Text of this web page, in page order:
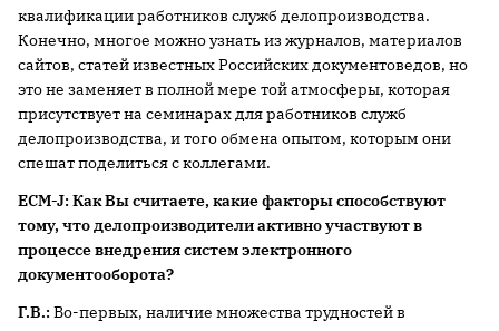
квалификации работников служб делопроизводства.
Конечно, многое можно узнать из журналов, материалов
сайтов, статей известных Российских документоведов, но
это не заменяет в полной мере той атмосферы, которая
присутствует на семинарах для работников служб
делопроизводства, и того обмена опытом, которым они
спешат поделиться с коллегами.
ECM-J: Как Вы считаете, какие факторы способствуют
тому, что делопроизводители активно участвуют в
процессе внедрения систем электронного
документооборота?
Г.В.:Во-первых, наличие множества трудностей в